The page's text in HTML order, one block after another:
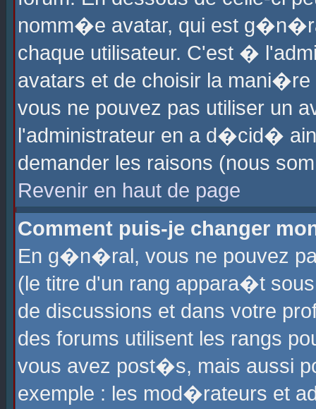
nomm�e avatar, qui est
chaque utilisateur. C'est �
avatars et de choisir la
vous ne pouvez pas utiliser un
l'administrateur en a d�cid�
demander les raisons (nous
Revenir en haut de page
Comment puis-je changer
En g�n�ral, vous ne pouvez
(le titre d'un rang appara�t
de discussions et dans votre
des forums utilisent les rangs
vous avez post�s, mais aussi
exemple : les mod�rateurs et